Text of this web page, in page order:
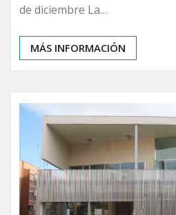
de diciembre La…
MÁS INFORMACIÓN